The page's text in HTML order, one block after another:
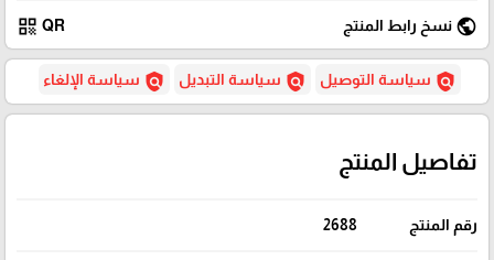
public نسخ رابط المنتج QR
qr_code
policy سياسة التوصيل policy سياسة التبديل policy سياسة الإلغاء
تفاصيل المنتج
رقم المنتج 2688